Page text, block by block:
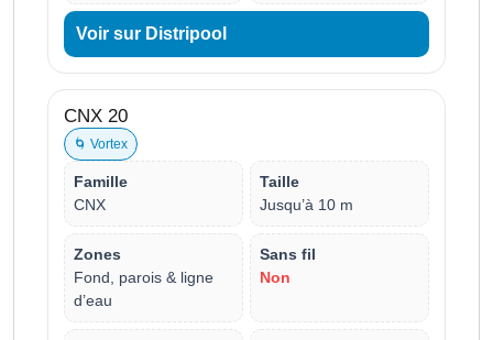
Voir sur Distripool
CNX 20
🌀 Vortex
Famille
CNX
Taille
Jusqu’à 10 m
Zones
Fond, parois & ligne
d’eau
Sans fil
Non